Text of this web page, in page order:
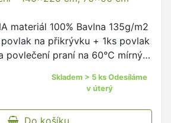
materiál 100% Bavlna 135g/m2
na přikrývku + 1ks povlak
povlečení praní na 60°C mírný
…
Skladem > 5 ks Odesíláme
v úterý